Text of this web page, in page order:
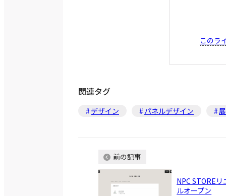
このラ
関連タグ
デザイン パネルデザイン
前の記事
NPC STOREリ
ルオープン